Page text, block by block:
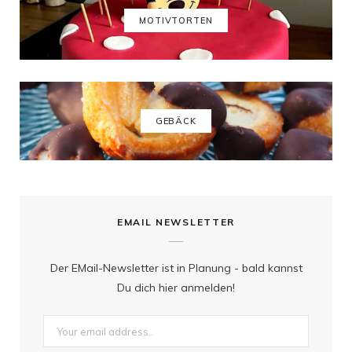
a
s
t
MOTIVTORTEN
GEBÄCK
EMAIL NEWSLETTER
Der EMail-Newsletter ist in Planung - bald kannst
Du dich hier anmelden!